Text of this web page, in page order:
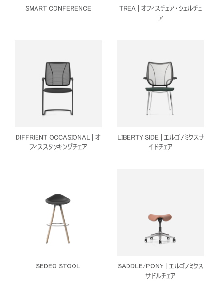
SMART CONFERENCE
TREA | オフィスチェア・シェルチェ
ア
DIFFRIENT OCCASIONAL | オ
フィススタッキングチェア
LIBERTY SIDE | エルゴノミクスサ
イドチェア
SEDEO STOOL
SADDLE/PONY | エルゴノミクス
サドルチェア